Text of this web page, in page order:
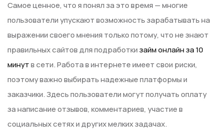
Самое ценное, что я понял за это время — многие
пользователи упускают возможность зарабатывать на
выражении своего мнения только потому, что не знают
правильных сайтов для подработкизайм онлайн за 10
минутв сети. Работа в интернете имеет свои риски,
поэтому важно выбирать надежные платформы и
заказчики. Здесь пользователи могут получать оплату
за написание отзывов, комментариев, участие в
социальных сетях и других мелких задачах.